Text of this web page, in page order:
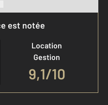
est notée
Location
Gestion
9,1/10